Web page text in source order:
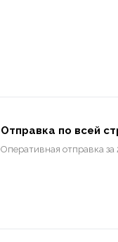
Отправка по всей
Оперативная отправка за